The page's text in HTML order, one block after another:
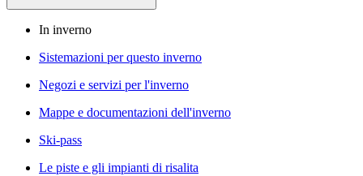
In inverno
Sistemazioni per questo inverno
Negozi e servizi per l'inverno
Mappe e documentazioni dell'inverno
Ski-pass
Le piste e gli impianti di risalita